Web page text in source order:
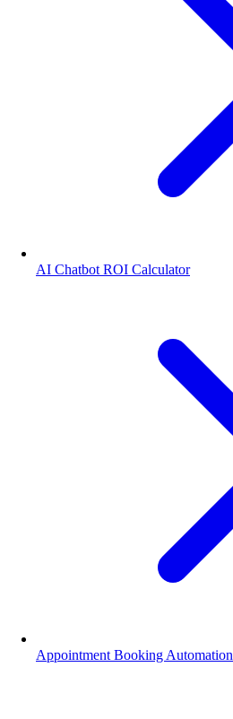
AI Chatbot ROI Calculator
Appointment Booking Automation